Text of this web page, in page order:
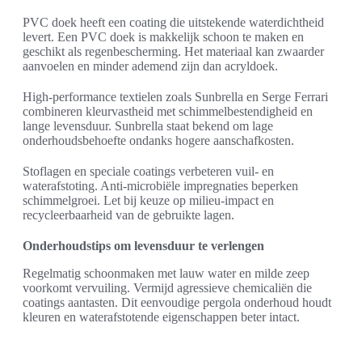
PVC doek heeft een coating die uitstekende waterdichtheid
levert. Een PVC doek is makkelijk schoon te maken en
geschikt als regenbescherming. Het materiaal kan zwaarder
aanvoelen en minder ademend zijn dan acryldoek.
High-performance textielen zoals Sunbrella en Serge Ferrari
combineren kleurvastheid met schimmelbestendigheid en
lange levensduur. Sunbrella staat bekend om lage
onderhoudsbehoefte ondanks hogere aanschafkosten.
Stoflagen en speciale coatings verbeteren vuil- en
waterafstoting. Anti-microbiële impregnaties beperken
schimmelgroei. Let bij keuze op milieu-impact en
recycleerbaarheid van de gebruikte lagen.
Onderhoudstips om levensduur te verlengen
Regelmatig schoonmaken met lauw water en milde zeep
voorkomt vervuiling. Vermijd agressieve chemicaliën die
coatings aantasten. Dit eenvoudige pergola onderhoud houdt
kleuren en waterafstotende eigenschappen beter intact.